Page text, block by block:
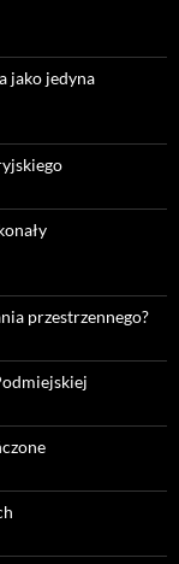
jako jedyna
przestrzennego?